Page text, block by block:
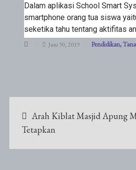
Dalam aplikasi School Smart
smartphone orang tua siswa
seketika tahu tentang aktifitas
Juni 30, 2019 Pendidikan
Navigasi
pos
Arah Kiblat Masjid Apung
Tetapkan